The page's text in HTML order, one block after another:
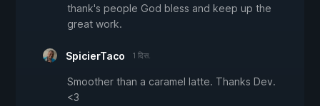
thank's people God bless and keep up the
great work.
SpicierTaco 1 दिस.
Smoother than a caramel latte. Thanks Dev.
<3